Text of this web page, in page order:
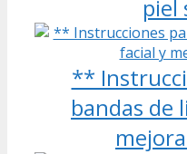
piel
**
bandas de